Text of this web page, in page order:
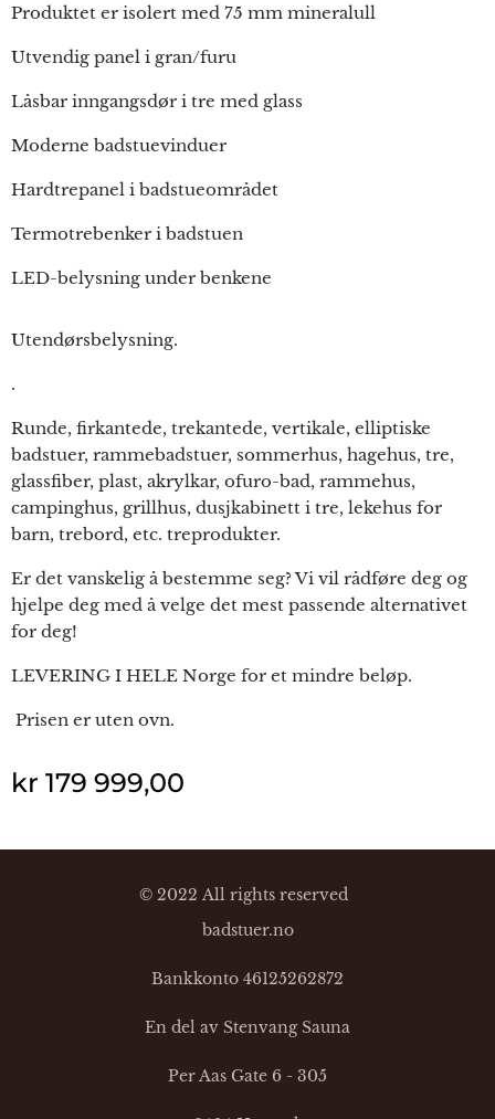
Produktet er isolert med 75 mm mineralull
Utvendig panel i gran/furu
Låsbar inngangsdør i tre med glass
Moderne badstuevinduer
Hardtrepanel i badstueområdet
Termotrebenker i badstuen
LED-belysning under benkene
Utendørsbelysning.
.
Runde, firkantede, trekantede, vertikale, elliptiske
badstuer, rammebadstuer, sommerhus, hagehus, tre,
glassfiber, plast, akrylkar, ofuro-bad, rammehus,
campinghus, grillhus, dusjkabinett i tre, lekehus for
barn, trebord, etc. treprodukter.
Er det vanskelig å bestemme seg? Vi vil rådføre deg og
hjelpe deg med å velge det mest passende alternativet
for deg!
LEVERING I HELE Norge for et mindre beløp.
Prisen er uten ovn.
kr 179 999,00
© 2022 All rights reserved
badstuer.no
Bankkonto 46125262872
En del av Stenvang Sauna
Per Aas Gate 6 - 305